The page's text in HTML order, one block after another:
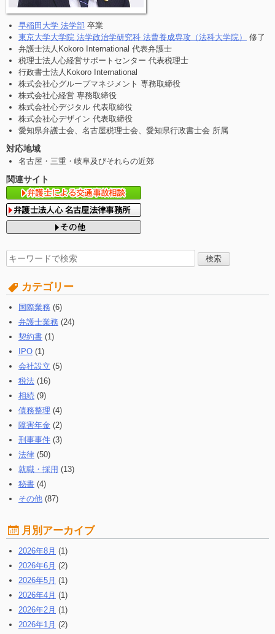
早稲田大学 法学部 卒業
東京大学大学院 法学政治学研究科 法曹養成専攻（法科大学院）
修了
弁護士法人Kokoro International 代表弁護士
税理士法人心経営サポートセンター 代表税理士
行政書士法人Kokoro International
株式会社心グループマネジメント 専務取締役
株式会社心経営 専務取締役
株式会社心デジタル 代表取締役
株式会社心デザイン 代表取締役
愛知県弁護士会、名古屋税理士会、愛知県行政書士会 所属
対応地域
名古屋・三重・岐阜及びそれらの近郊
関連サイト
検
索
す
る:
カテゴリー
国際業務 (6)
弁護士業務 (24)
契約書 (1)
IPO (1)
会社設立 (5)
税法 (16)
相続 (9)
債務整理 (4)
障害年金 (2)
刑事事件 (3)
法律 (50)
就職・採用 (13)
秘書 (4)
その他 (87)
月別アーカイブ
2026年8月 (1)
2026年6月 (2)
2026年5月 (1)
2026年4月 (1)
2026年2月 (1)
2026年1月 (2)